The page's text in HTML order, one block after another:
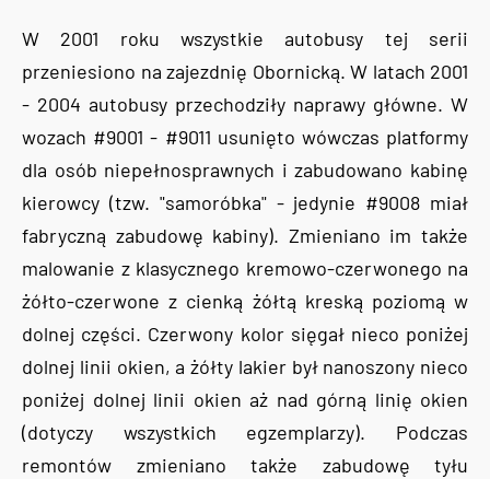
W 2001 roku wszystkie autobusy tej serii
przeniesiono na zajezdnię Obornicką. W latach 2001
- 2004 autobusy przechodziły naprawy główne. W
wozach #9001 - #9011 usunięto wówczas platformy
dla osób niepełnosprawnych i zabudowano kabinę
kierowcy (tzw. "samoróbka" - jedynie #9008 miał
fabryczną zabudowę kabiny). Zmieniano im także
malowanie z klasycznego kremowo-czerwonego na
żółto-czerwone z cienką żółtą kreską poziomą w
dolnej części. Czerwony kolor sięgał nieco poniżej
dolnej linii okien, a żółty lakier był nanoszony nieco
poniżej dolnej linii okien aż nad górną linię okien
(dotyczy wszystkich egzemplarzy). Podczas
remontów zmieniano także zabudowę tyłu